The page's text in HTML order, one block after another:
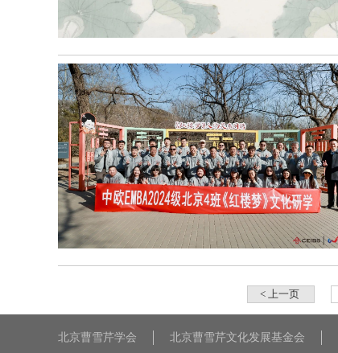
< 上一页
北京曹雪芹学会 北京曹雪芹文化发展基金会